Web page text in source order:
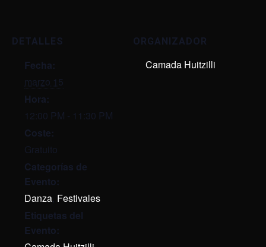
DETALLES
Fecha:
marzo 15
Hora:
12:00 PM - 11:30 PM
Coste:
Gratuito
Categorías de
Evento:
Danza, Festivales
Etiquetas del
Evento:
ORGANIZADOR
Camada Huitzilli